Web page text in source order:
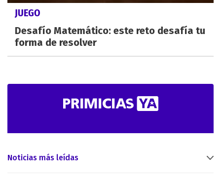
JUEGO
Desafío Matemático: este reto desafía tu
forma de resolver
Noticias más leídas